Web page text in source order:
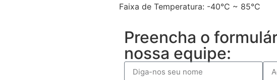
Faixa de Temperatura: -40°C ~ 85°C
Preencha o
nossa equipe: